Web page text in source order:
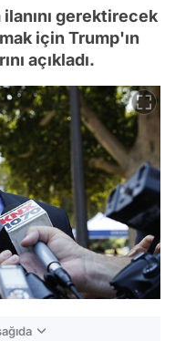
gerektirecek
için Trump'ın
açıkladı.